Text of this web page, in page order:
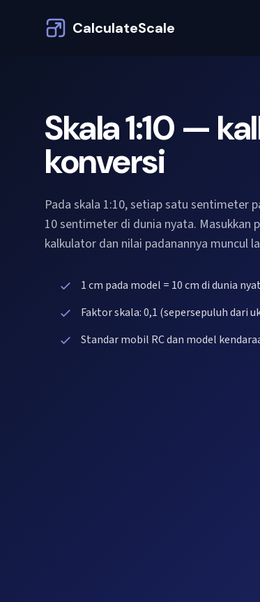
CalculateScale
Skala 1:10 —
konversi
Pada skala 1:10, setiap satu sentimeter
10 sentimeter di dunia nyata. Masukkan
kalkulator dan nilai padanannya muncul
1 cm pada model = 10 cm di dunia
Faktor skala: 0,1 (sepersepuluh dari
Standar mobil RC dan model